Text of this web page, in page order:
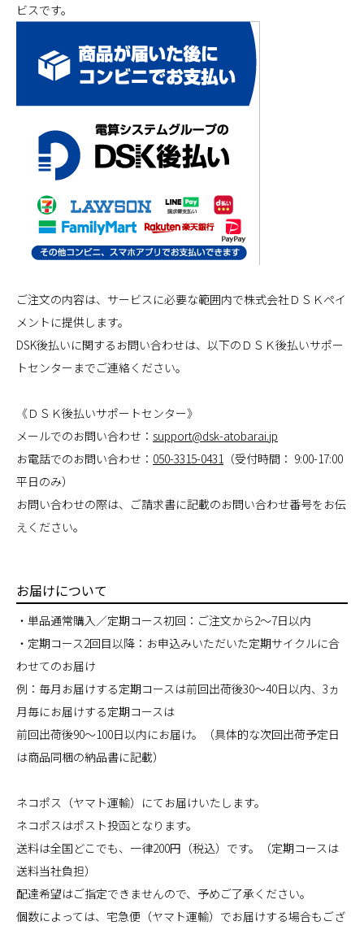
ビスです。
ご注文の内容は、サービスに必要な範囲内で株式会社ＤＳＫペイ
メントに提供します。
DSK後払いに関するお問い合わせは、以下のＤＳＫ後払いサポー
トセンターまでご連絡ください。
《ＤＳＫ後払いサポートセンター》
メールでのお問い合わせ： support@dsk-atobarai.jp
お電話でのお問い合わせ： 050-3315-0431 （受付時間： 9:00-17:00
平日のみ）
お問い合わせの際は、ご請求書に記載のお問い合わせ番号をお伝
えください。
お届けについて
・単品通常購入／定期コース初回：ご注文から2～7日以内
・定期コース2回目以降：お申込みいただいた定期サイクルに合
わせてのお届け
例：毎月お届けする定期コースは前回出荷後30～40日以内、3ヵ
月毎にお届けする定期コースは
前回出荷後90～100日以内にお届け。（具体的な次回出荷予定日
は商品同梱の納品書に記載）
ネコポス（ヤマト運輸）にてお届けいたします。
ネコポスはポスト投函となります。
送料は全国どこでも、一律200円（税込）です。（定期コースは
送料当社負担）
配達希望はご指定できませんので、予めご了承ください。
個数によっては、宅急便（ヤマト運輸）でお届けする場合もござ